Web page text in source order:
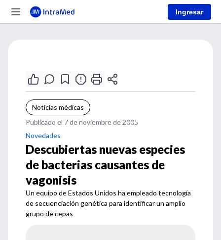
Ingresar
Noticias médicas
Publicado el 7 de noviembre de 2005
Novedades
Descubiertas nuevas especies
de bacterias causantes de
vagonisis
Un equipo de Estados Unidos ha empleado tecnología
de secuenciación genética para identificar un amplio
grupo de cepas